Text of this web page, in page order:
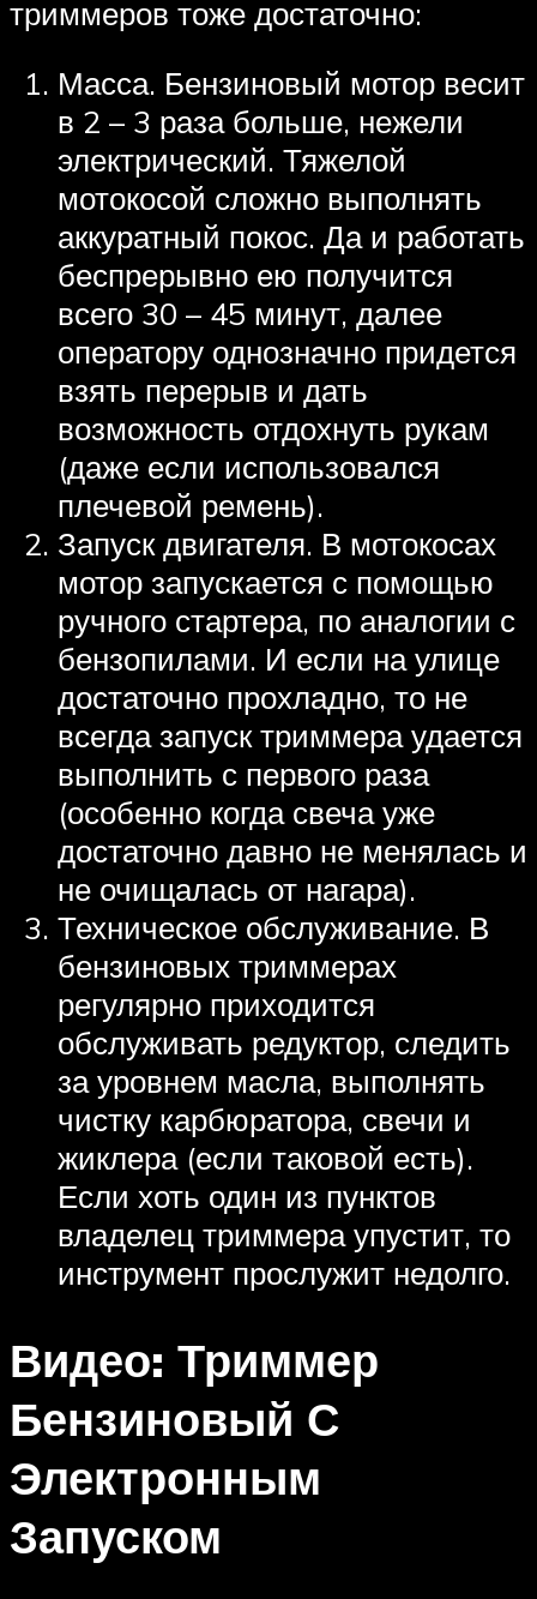
триммеров тоже достаточно:
Масса. Бензиновый мотор весит
в 2 – 3 раза больше, нежели
электрический. Тяжелой
мотокосой сложно выполнять
аккуратный покос. Да и работать
беспрерывно ею получится
всего 30 – 45 минут, далее
оператору однозначно придется
взять перерыв и дать
возможность отдохнуть рукам
(даже если использовался
плечевой ремень).
Запуск двигателя. В мотокосах
мотор запускается с помощью
ручного стартера, по аналогии с
бензопилами. И если на улице
достаточно прохладно, то не
всегда запуск триммера удается
выполнить с первого раза
(особенно когда свеча уже
достаточно давно не менялась и
не очищалась от нагара).
Техническое обслуживание. В
бензиновых триммерах
регулярно приходится
обслуживать редуктор, следить
за уровнем масла, выполнять
чистку карбюратора, свечи и
жиклера (если таковой есть).
Если хоть один из пунктов
владелец триммера упустит, то
инструмент прослужит недолго.
Видео: Триммер
Бензиновый С
Электронным
Запуском